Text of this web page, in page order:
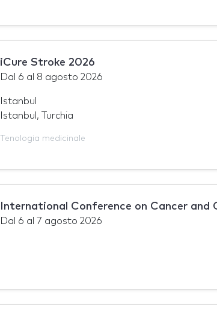
iCure Stroke 2026
Dal 6 al 8 agosto 2026
Istanbul
Istanbul, Turchia
Tenologia medicinale
International Conference on Cancer and
Dal 6 al 7 agosto 2026